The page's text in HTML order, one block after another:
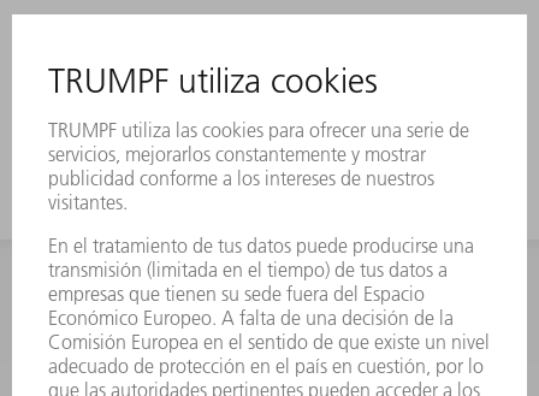
INFORMACIÓN
Preguntas más frecuentes
Condiciones generales de venta
CONTACTO